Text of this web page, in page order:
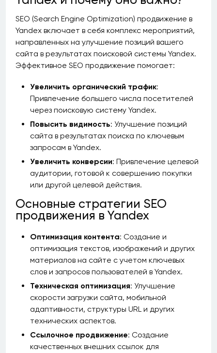
SEO (Search Engine Optimization) продвижение в
Yandex включает в себя комплекс мероприятий,
направленных на улучшение позиций вашего
сайта в результатах поисковой системы Yandex.
Эффективное SEO продвижение помогает:
Увеличить органический трафик:
Привлечение большего числа посетителей
через поисковую систему Yandex.
Повысить видимость: Улучшение позиций
сайта в результатах поиска по ключевым
запросам в Yandex.
Увеличить конверсии: Привлечение целевой
аудитории, готовой к совершению покупки
или другой целевой действия.
Основные стратегии SEO
продвижения в Yandex
Оптимизация контента: Создание и
оптимизация текстов, изображений и других
материалов на сайте с учетом ключевых
слов и запросов пользователей в Yandex.
Техническая оптимизация: Улучшение
скорости загрузки сайта, мобильной
адаптивности, структуры URL и других
технических аспектов.
Ссылочное продвижение: Создание
качественных внешних ссылок для